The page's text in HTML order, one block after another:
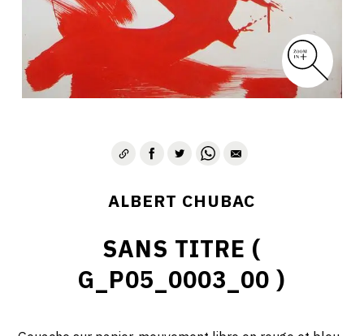
ALBERT CHUBAC
SANS TITRE (
G_P05_0003_00 )